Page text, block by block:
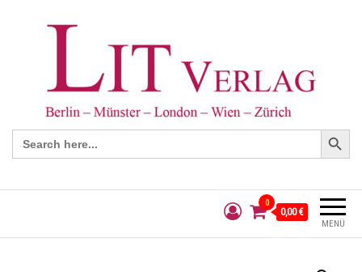
Search
for:
Search Button
MENÜ
0
0,00 €